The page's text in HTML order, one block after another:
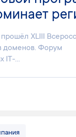
XLIII
доменов. Форум
IT-...